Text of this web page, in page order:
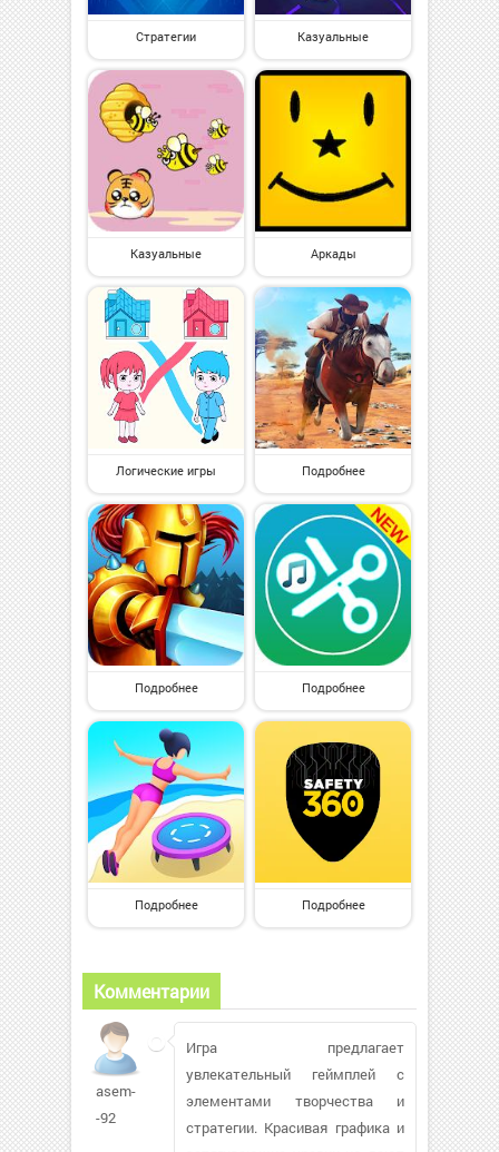
Стратегии Казуальные
Казуальные Аркады
Логические игры Подробнее
Подробнее Подробнее
Подробнее Подробнее
Комментарии
asem-
-92
Игра предлагает
увлекательный геймплей с
элементами творчества и
стратегии. Красивая графика и